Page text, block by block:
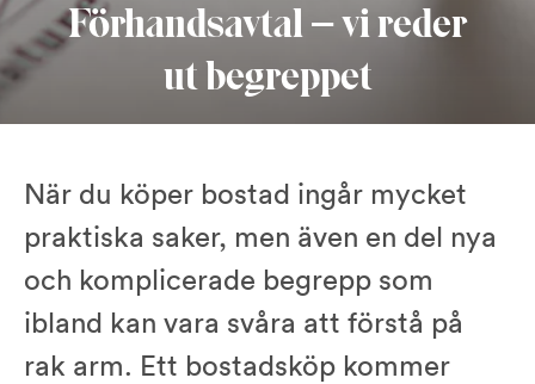
Kontakt
Förhandsavtal – vi reder
ut begreppet
När du köper bostad ingår mycket
praktiska saker, men även en del nya
och komplicerade begrepp som
ibland kan vara svåra att förstå på
rak arm. Ett bostadsköp kommer